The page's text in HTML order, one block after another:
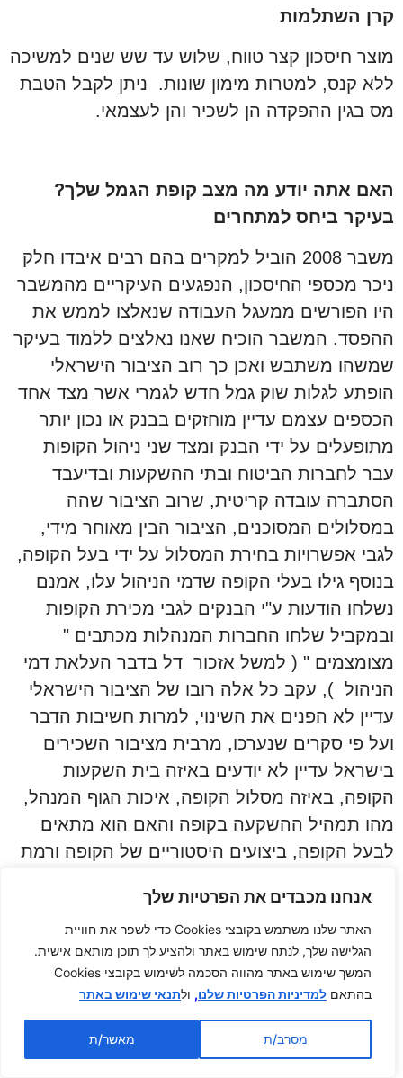
אנחנו מכבדים את הפרטיות שלך
האתר שלנו משתמש בקובצי Cookies כדי לשפר את חוויית
הגלישה שלך, לנתח שימוש באתר ולהציע לך תוכן מותאם אישית.
המשך שימוש באתר מהווה הסכמה לשימוש בקובצי Cookies
בהתאם למדיניות הפרטיות שלנו, ולתנאי שימוש באתר
מסרב/ת מאשר/ת
קרן השתלמות
מוצר חיסכון קצר טווח, שלוש עד שש שנים למשיכה
ללא קנס, למטרות מימון שונות. ניתן לקבל הטבת
מס בגין ההפקדה הן לשכיר והן לעצמאי.
האם אתה יודע מה מצב קופת הגמל שלך?
בעיקר ביחס למתחרים
משבר 2008 הוביל למקרים בהם רבים איבדו חלק
ניכר מכספי החיסכון, הנפגעים העיקריים מהמשבר
היו הפורשים ממעגל העבודה שנאלצו לממש את
ההפסד. המשבר הוכיח שאנו נאלצים ללמוד בעיקר
שמשהו משתבש ואכן כך רוב הציבור הישראלי
הופתע לגלות שוק גמל חדש לגמרי אשר מצד אחד
הכספים עצמם עדיין מוחזקים בבנק או נכון יותר
מתופעלים על ידי הבנק ומצד שני ניהול הקופות
עבר לחברות הביטוח ובתי ההשקעות ובדיעבד
הסתברה עובדה קריטית, שרוב הציבור שהה
במסלולים המסוכנים, הציבור הבין מאוחר מידי,
לגבי אפשרויות בחירת המסלול על ידי בעל הקופה,
בנוסף גילו בעלי הקופה שדמי הניהול עלו, אמנם
נשלחו הודעות ע"י הבנקים לגבי מכירת הקופות
ובמקביל שלחו החברות המנהלות מכתבים "
מצומצמים " ( למשל אזכור דל בדבר העלאת דמי
הניהול ), עקב כל אלה רובו של הציבור הישראלי
עדיין לא הפנים את השינוי, למרות חשיבות הדבר
ועל פי סקרים שנערכו, מרבית מציבור השכירים
בישראל עדיין לא יודעים באיזה בית השקעות
הקופה, באיזה מסלול הקופה, איכות הגוף המנהל,
מהו תמהיל ההשקעה בקופה והאם הוא מתאים
לבעל הקופה, ביצועים היסטוריים של הקופה ורמת
האחרונה, העירו רבים מהחוסכים הפנסיונים
לחשיבות הבדיקה של קופות הגמל באופן שוטף.
ההשקעות, מהם דמי הניהול שיכולים לדרוש
ובאמת לקבל ולאיזה מסלול רצוי להשתייך.